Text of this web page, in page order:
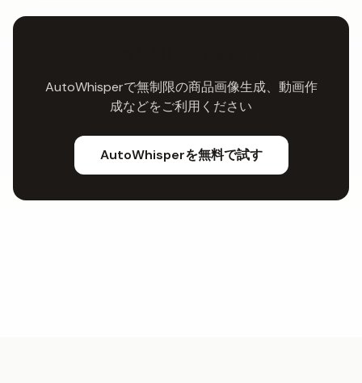
AutoWhisperで無制限の商品画像生成、動画作
成などをご利用ください
AutoWhisperを無料で試す